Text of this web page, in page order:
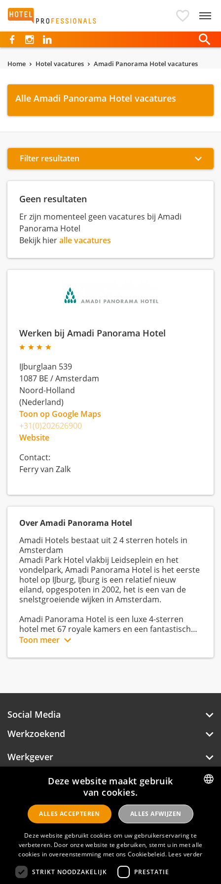
Hotelprofessionals
Home Hotel vacatures Amadi Panorama Hotel vacatures
Alle Amadi Panorama Hotel vacatures
Filter resultaten
Geen resultaten
Er zijn momenteel geen vacatures bij Amadi
Panorama Hotel
Bekijk hieralle vacatures
Werken bij Amadi Panorama Hotel
IJburglaan 539
1087 BE /Amsterdam
Noord-Holland
(Nederland)
Toon op Google Maps
+31(0)202626900
Website
Contact:
Ferry van Zalk
Over Amadi Panorama Hotel
Amadi Hotels bestaat uit 2 4 sterren hotels in
Amsterdam
Amadi Park Hotel vlakbij Leidseplein en het
vondelpark, Amadi Panorama Hotel is het eerste
hotel op IJburg, IJburg is een relatief nieuw
eiland, opgespoten in 2002, het is een van de
snelstgroeiende wijken in Amsterdam.
Amadi Panorama Hotel is een luxe 4-sterren
hotel met 67 royale kamers en een fantastisch
uitzicht. Het hotel heeft een- tot
mindervalidenkamers. Alle kamers beschikken
gemaakt van de allernieuwste technieken op dit
gebied. Hiermee bereiken wij o.a. een
aanzienlijke energie- en waterbesparing zonder
Toon meer
Social Media
Werkzoekend
Werkgever
Over Hotelprofessionals
Hotelprofessionals
FAQ
Privacyverklaring
DUTCH
ENGLISH
Deze website maakt gebruik
van cookies.
Deze website gebruikt cookies om uw gebruikerservaring te
verbeteren. Door onze website te gebruiken, stemt u in met alle
cookies in overeenstemming met ons Cookiebeleid. Lees verder
STRIKT NOODZAKELIJK PRESTATIE
ALLES ACCEPTEREN ALLES AFWIJZEN